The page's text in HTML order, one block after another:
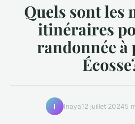
Quels sont les
itinéraires
randonnée à
I Inaya12 juillet 20245